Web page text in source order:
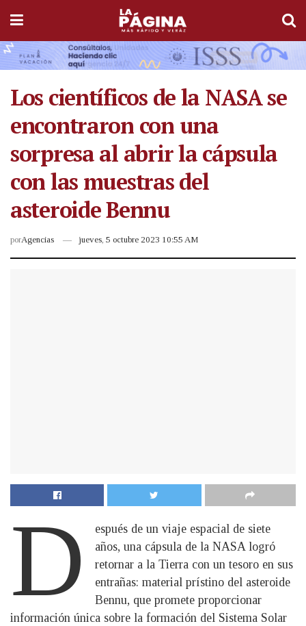
Los científicos de la NASA se
encontraron con una
sorpresa al abrir la cápsula
con las muestras del
asteroide Bennu
porAgencias jueves, 5 octubre 2023 10:55 AM
D
espués de un viaje espacial de siete
años, una cápsula de la NASA logró
retornar a la Tierra con un tesoro en sus
entrañas: material prístino del asteroide
Bennu, que promete proporcionar
información única sobre la formación del Sistema Solar